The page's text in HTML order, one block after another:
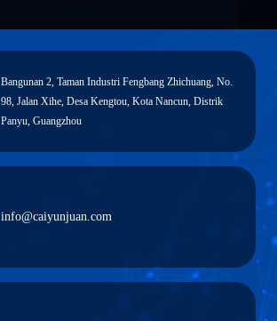
Bangunan 2, Taman Industri Fengbang Zhichuang, No.
98, Jalan Xihe, Desa Kengtou, Kota Nancun, Distrik
Panyu, Guangzhou
info@caiyunjuan.com